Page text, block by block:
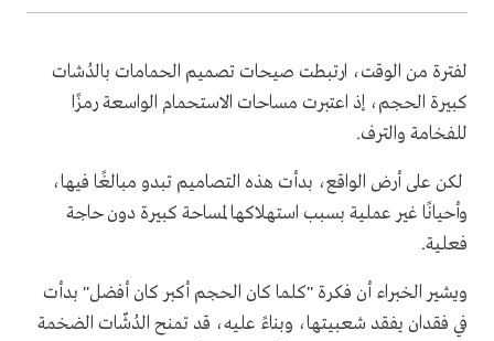
لفترة من الوقت، ارتبطت صيحات تصميم الحمامات بالدُشات
كبيرة الحجم، إذ اعتبرت مساحات الاستحمام الواسعة رمزًا
للفخامة والترف.
لكن على أرض الواقع، بدأت هذه التصاميم تبدو مبالغًا فيها،
وأحيانًا غير عملية بسبب استهلاكها لمساحة كبيرة دون حاجة
فعلية.
ويشير الخبراء أن فكرة "كلما كان الحجم أكبر كان أفضل" بدأت
في فقدان يفقد شعبيتها، وبناءً عليه، قد تمنح الدُشّات الضخمة